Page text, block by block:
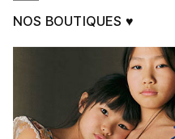
NOS BOUTIQUES ♥